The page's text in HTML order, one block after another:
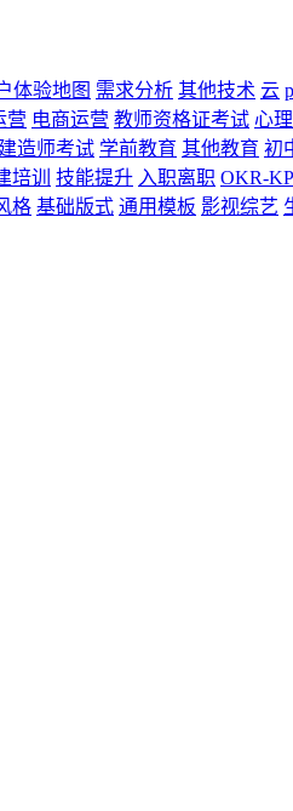
体验地图 需求分析 其他技术 云
营 电商运营 教师资格证考试 心
建造师考试 学前教育 其他教育 初
培训 技能提升 入职离职 OKR-
格 基础版式 通用模板 影视综艺